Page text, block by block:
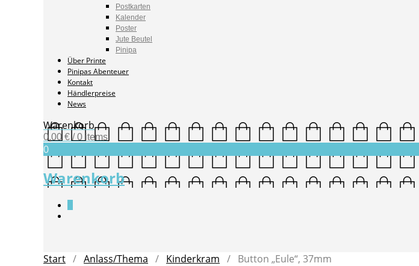
Postkarten
Kalender
Poster
Jute Beutel
Pinipa
Über Printe
Pinipas Abenteuer
Kontakt
Händlerpreise
News
Warenkorb
0,00 € / 0 items
0
Warenkorb
Start / Anlass/Thema / Kinderkram / Button „Eule“, 37mm